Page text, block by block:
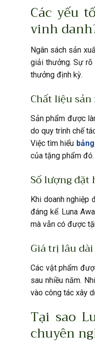
Các yếu
vinh
Ngân sách sản
giải thưởng. Sự rõ
thưởng định kỳ.
Chất liệu
Sản phẩm được
do quy trình chế
Việc tìm hiểu
của tặng phẩm đó.
Số lượng đặt
Khi doanh nghiệp
đáng kể. Luna
mà vẫn có được
Giá trị lâu
Các vật phẩm
sau nhiều năm.
vào công tác xây
Tại sao
chuyên